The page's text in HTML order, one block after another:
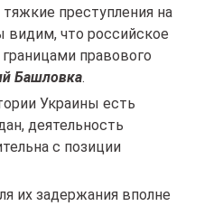
преступления на
что российское
правового
Башловка.
Украины есть
деятельность
с позиции
их задержания вполне